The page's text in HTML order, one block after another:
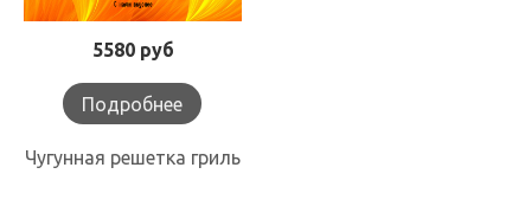
5580 руб
Подробнее
Чугунная решетка гриль